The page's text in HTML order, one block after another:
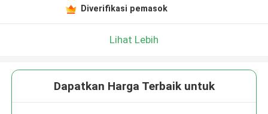
Diverifikasi pemasok
Lihat Lebih
Dapatkan Harga Terbaik untuk